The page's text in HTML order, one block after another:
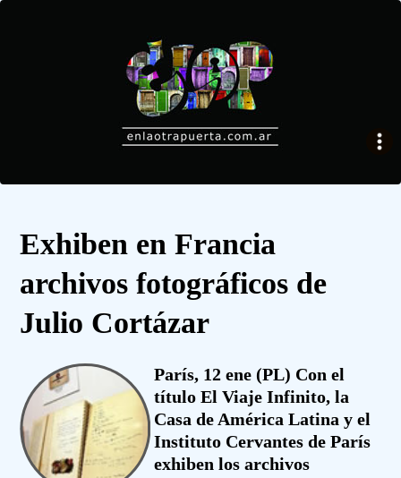
Exhiben en Francia
archivos fotográficos de
Julio Cortázar
París, 12 ene (PL) Con el
título El Viaje Infinito, la
Casa de América Latina y el
Instituto Cervantes de París
exhiben los archivos